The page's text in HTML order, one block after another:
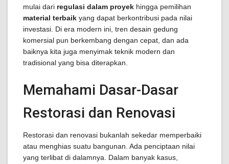
mulai dari regulasi dalam proyek hingga pemilihan
material terbaik yang dapat berkontribusi pada nilai
investasi. Di era modern ini, tren desain gedung
komersial pun berkembang dengan cepat, dan ada
baiknya kita juga menyimak teknik modern dan
tradisional yang bisa diterapkan.
Memahami Dasar-Dasar
Restorasi dan Renovasi
Restorasi dan renovasi bukanlah sekedar memperbaiki
atau menghias suatu bangunan. Ada penciptaan nilai
yang terlibat di dalamnya. Dalam banyak kasus,